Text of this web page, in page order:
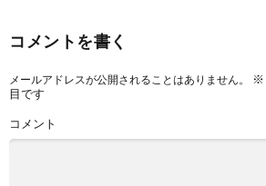
コメントを書く
メールアドレスが公開されることはありません。 ※
目です
コメント